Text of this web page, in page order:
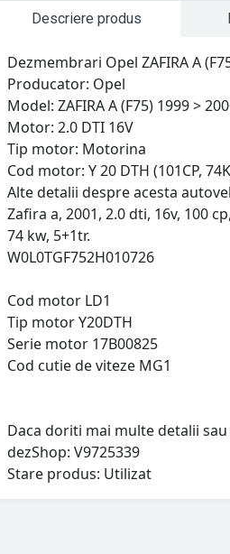
Descriere produs
Dezmembrari Opel ZAFIRA A
Producator: Opel
Model: ZAFIRA A (F75) 1999 >
Motor: 2.0 DTI 16V
Tip motor: Motorina
Cod motor: Y 20 DTH (101CP,
Alte detalii despre acesta
Zafira a, 2001, 2.0 dti, 16v, 100 cp,
74 kw, 5+1tr.
W0L0TGF752H010726
Cod motor LD1
Tip motor Y20DTH
Serie motor 17B00825
Cod cutie de viteze MG1
Daca doriti mai multe detalii
dezShop: V9725339
Stare produs: Utilizat